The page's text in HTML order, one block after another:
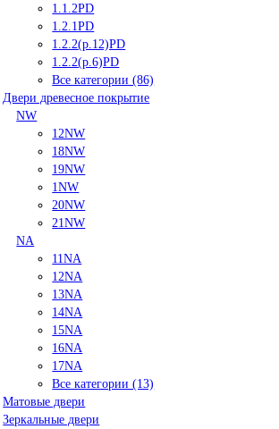
1.1.2PD
1.2.1PD
1.2.2(р.12)PD
1.2.2(р.6)PD
Все категории (86)
Двери древесное покрытие
NW
12NW
18NW
19NW
1NW
20NW
21NW
NA
11NA
12NA
13NA
14NA
15NA
16NA
17NA
Все категории (13)
Матовые двери
Зеркальные двери